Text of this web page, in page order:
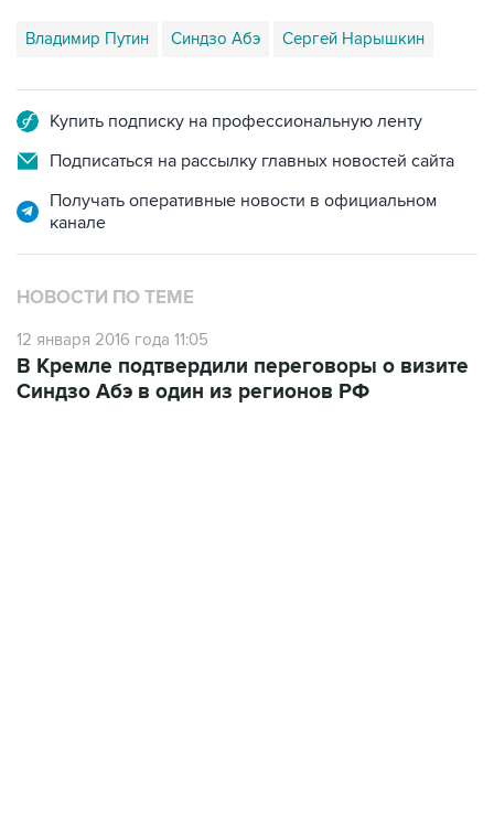
Владимир Путин Синдзо Абэ Сергей Нарышкин
Купить подписку на профессиональную ленту
Подписаться на рассылку главных новостей сайта
Получать оперативные новости в официальном
канале
НОВОСТИ ПО ТЕМЕ
12 января 2016 года 11:05
В Кремле подтвердили переговоры о визите
Синдзо Абэ в один из регионов РФ